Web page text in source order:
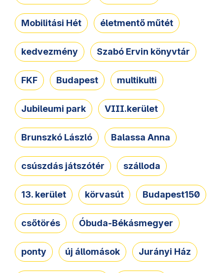
Mobilitási Hét életmentő műtét
kedvezmény Szabó Ervin könyvtár
FKF Budapest multikulti
Jubileumi park VIII.kerület
Brunszkó László Balassa Anna
csúszdás játszótér szálloda
13. kerület körvasút Budapest150
csőtörés Óbuda-Békásmegyer
ponty új állomások Jurányi Ház